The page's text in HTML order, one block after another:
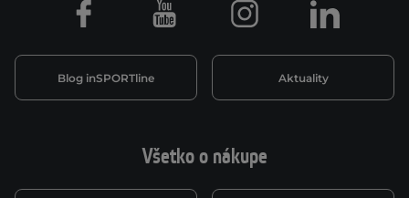
Všetko o nákupe
Blog inSPORTline Aktuality
Facebook Youtube Instagram LinkedIn